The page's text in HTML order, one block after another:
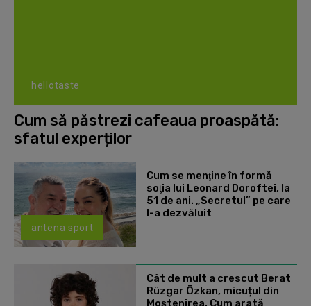
hellotaste
Cum să păstrezi cafeaua proaspătă:
sfatul experților
antena sport
Cum se menţine în formă
soţia lui Leonard Doroftei, la
51 de ani. „Secretul” pe care
l-a dezvăluit
Cât de mult a crescut Berat
Rüzgar Özkan, micuțul din
Moștenirea. Cum arată